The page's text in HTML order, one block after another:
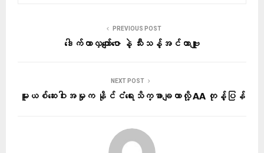
PREVIOUS POST
ဒေါက်တာလှကျော်ဇော နဲ့ သီးသန့်အင်တာဗျူး
NEXT POST
မူးယစ်ဆေးဝါးအမှုက နိုင်ငံရေးသိက္ခာချတာလို့ AA တုန့်ပြန်